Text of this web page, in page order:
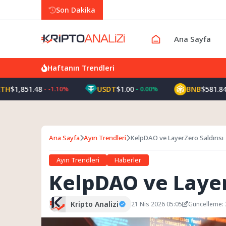
Son Dakika
Ana Sayfa
Haftanın Trendleri
-1.10% USDT$1.00 0.00% BNB$581.84 -
Ana Sayfa Ayın Trendleri KelpDAO ve LayerZero Saldırısı
Ayın Trendleri Haberler
KelpDAO ve
Kripto Analizi 21 Nis 2026 05:05 Güncelleme: